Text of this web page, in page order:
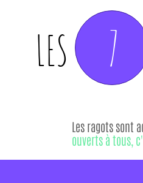
LES 7
Les ragots sont
ouverts à tous,